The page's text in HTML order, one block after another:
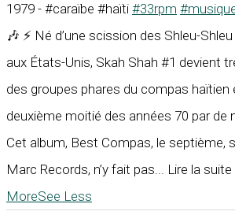
1979 - #caraïbe #haïti #33rpm
🎶 ⚡ Né d’une scission des Shleu-
aux États-Unis, Skah Shah #1 devient
des groupes phares du compas haïtien
deuxième moitié des années 70 par de
Cet album, Best Compas, le septième,
Marc Records, n’y fait pas... Lire la
MoreSee Less